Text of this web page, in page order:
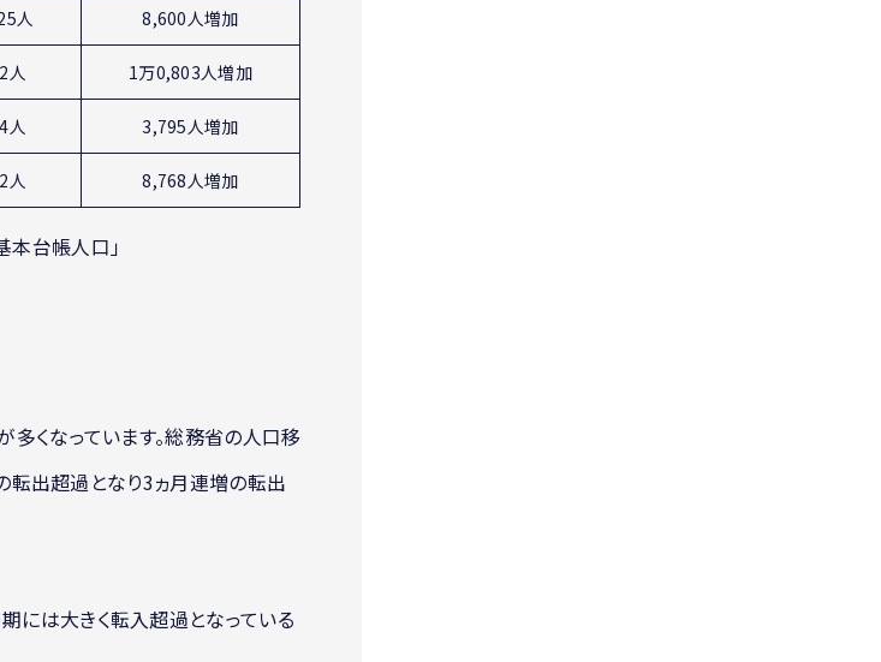
人 8,600人増加
人 1万0,803人増加
人 3,795人増加
人 8,768人増加
本台帳人口」
くなっています。総務省の人口移
転出超過となり3ヵ月連増の転出
には大きく転入超過となっている